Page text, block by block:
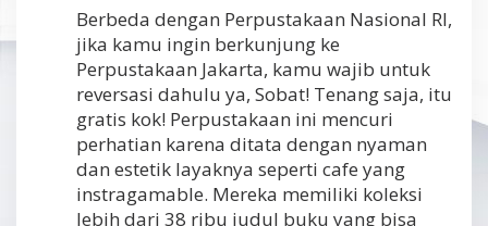
Berbeda dengan Perpustakaan Nasional RI,
jika kamu ingin berkunjung ke
Perpustakaan Jakarta, kamu wajib untuk
reversasi dahulu ya, Sobat! Tenang saja, itu
gratis kok! Perpustakaan ini mencuri
perhatian karena ditata dengan nyaman
dan estetik layaknya seperti cafe yang
instragamable. Mereka memiliki koleksi
lebih dari 38 ribu judul buku yang bisa